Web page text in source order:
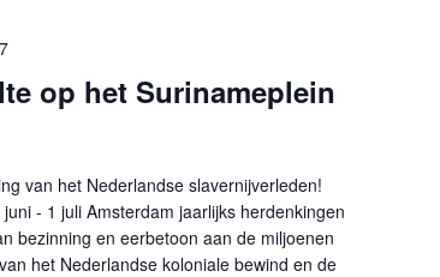
op het Surinameplein
van het Nederlandse slavernijverleden!
- 1 juli Amsterdam jaarlijks herdenkingen
bezinning en eerbetoon aan de miljoenen
het Nederlandse koloniale bewind en de